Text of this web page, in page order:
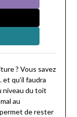
? Vous savez
qu’il faudra
niveau du toit
au
de rester